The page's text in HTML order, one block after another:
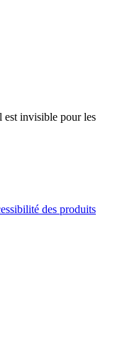
invisible pour les
des produits